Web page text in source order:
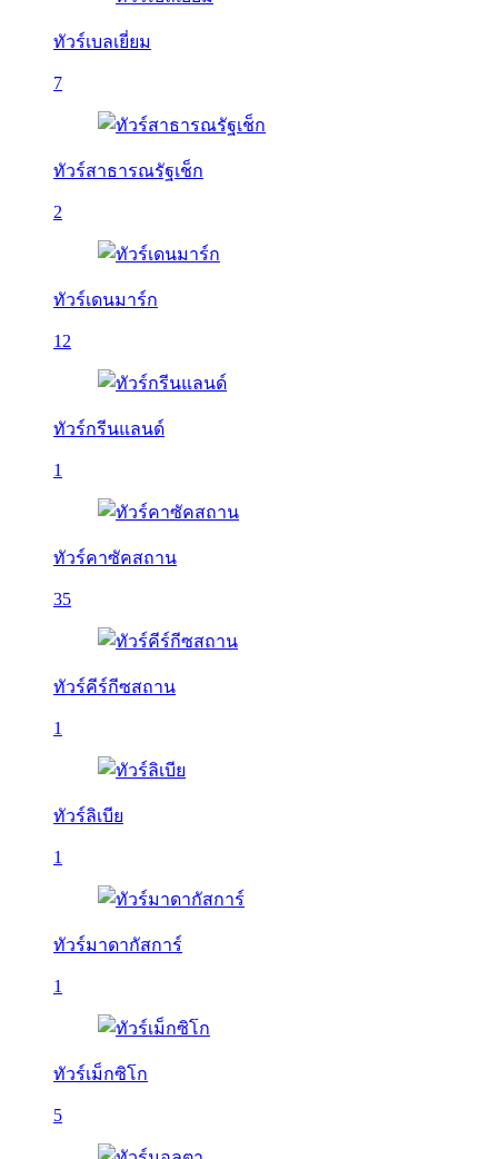
ทัวร์เบลเยี่ยม
7
ทัวร์สาธารณรัฐเช็ก
2
ทัวร์เดนมาร์ก
12
ทัวร์กรีนแลนด์
1
ทัวร์คาซัคสถาน
35
ทัวร์คีร์กีซสถาน
1
ทัวร์ลิเบีย
1
ทัวร์มาดากัสการ์
1
ทัวร์เม็กซิโก
5